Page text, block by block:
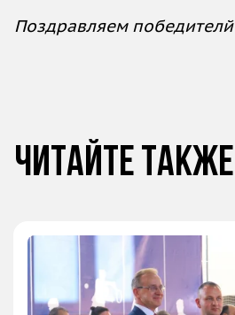
Поздравляем
Читайте также